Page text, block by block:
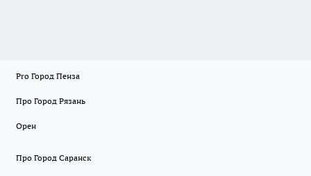
Pro Город Пенза
Про Город Рязань
Орен
Про Город Саранск